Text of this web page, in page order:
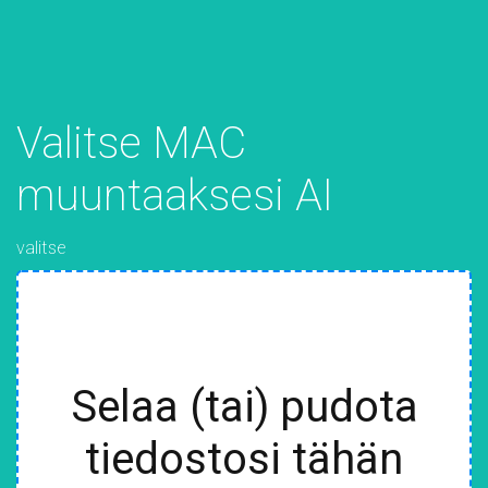
Valitse MAC
muuntaaksesi AI
valitse
Selaa (tai) pudota
tiedostosi tähän